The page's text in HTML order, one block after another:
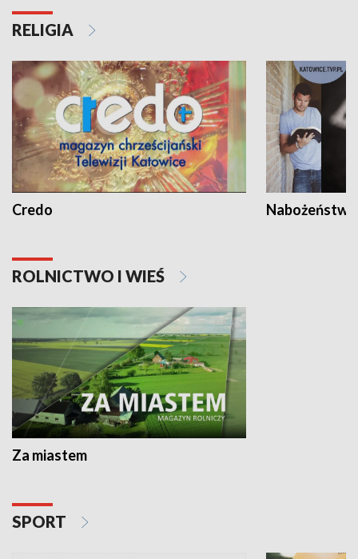
RELIGIA
Credo
ROLNICTWO I WIEŚ
Za miastem
SPORT